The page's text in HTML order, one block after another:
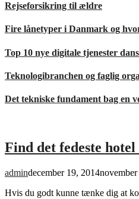
Rejseforsikring til ældre
Fire lånetyper i Danmark og
Top 10 nye digitale tjenester
Teknologibranchen og faglig
Det tekniske fundament bag en
Find det fedeste
admindecember 19, 2014
Hvis du godt kunne tænke dig at